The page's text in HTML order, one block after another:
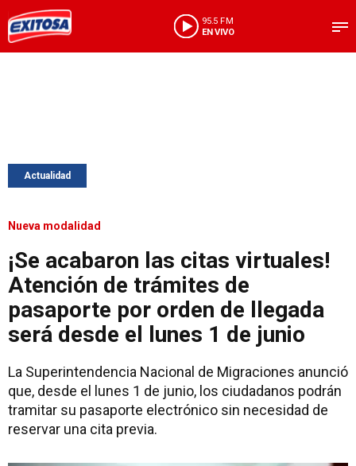
95.5 FM
EN VIVO
Actualidad
Nueva modalidad
¡Se acabaron las citas virtuales!
Atención de trámites de
pasaporte por orden de llegada
será desde el lunes 1 de junio
La Superintendencia Nacional de Migraciones anunció
que, desde el lunes 1 de junio, los ciudadanos podrán
tramitar su pasaporte electrónico sin necesidad de
reservar una cita previa.